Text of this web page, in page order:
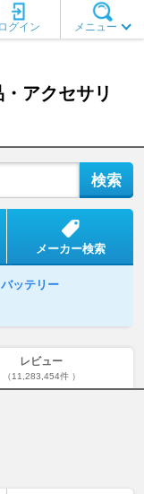
メニュー
ログイン
・アクセサリ
メーカー検索
バッテリー
レビュー
（11,283,454件 ）